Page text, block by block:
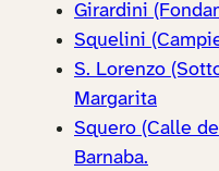
Girardini
Squelini
S. Lorenzo
Margarita
Squero (Calle
Barnaba.